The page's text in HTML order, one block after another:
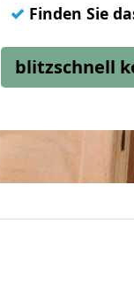
✓ Finden Sie
blitzschnell